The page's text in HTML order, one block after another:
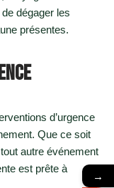
dégager les
présentes.
d’urgence
Que ce soit
autre événement
est prête à
→